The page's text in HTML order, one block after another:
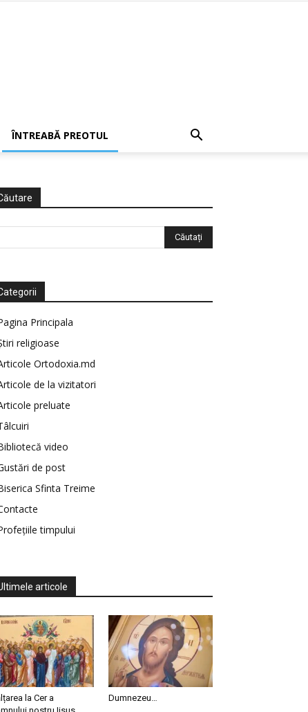
ÎNTREABĂ PREOTUL
Principala
religioase
Ortodoxia.md
de la vizitatori
preluate
video
de post
Sfinta Treime
timpului
articole
la Cer a
Dumnezeu…